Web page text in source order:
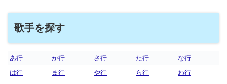
歌手を探す
あ行 か行 さ行 た行
な行
は行
ま行 や行 ら行 わ行